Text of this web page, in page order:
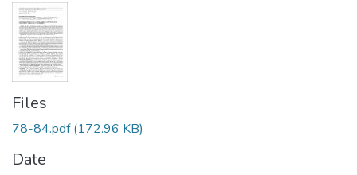
Files
78-84.pdf(172.96 KB)
Date